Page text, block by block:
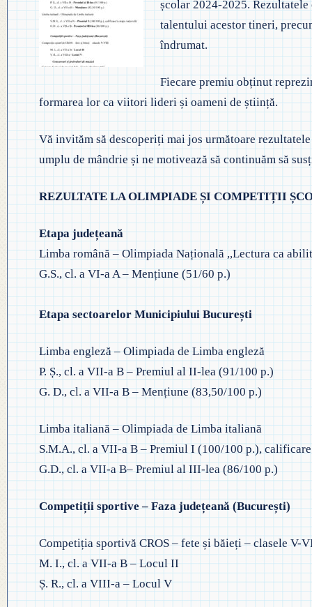
◎ ACHIZIȚII
◎ DOCUMENTE UTILE
◎ REGULAMENT ORGANIZARE
◎ FIȘĂ EVALUARE PERSONAL
◎ ÎNCADRARE PROFESORI
◎ PROFESORI LA CLASE
◎ DECLARAȚII INTERESE
◎ 2024
◎ 2019
◎ PLAN DE DEZVOLTARE
INSTITUȚIONALĂ
◎ GHID ÎNVĂȚĂMÂNT
◎ CRITERII DE DEPARTAJARE
◎ ORDIN PRIVIND ÎNSCRIEREA
PREȘCOLAR 2025-2026
◎
◎ ORDIN
◎
–
școlar 2024-2025.
talentului acestor tineri,
îndrumat.
Fiecare premiu obținut
formarea lor ca viitori lideri și oameni de știință.
Vă invităm să descoperiți mai jos următoare
umplu de mândrie și ne motivează să continuăm să
REZULTATE LA OLIMPIADE ȘI COMPETIȚII
Etapa județeană
Limba română – Olimpiada Națională ,,Lectura ca
G.S., cl. a VI-a A – Mențiune (51/60 p.)
Etapa sectoarelor Municipiului București
Limba engleză – Olimpiada de Limba engleză
P. Ș., cl. a VII-a B – Premiul al II-lea (91/100 p.)
G. D., cl. a VII-a B – Mențiune (83,50/100 p.)
Limba italiană – Olimpiada de Limba italiană
S.M.A., cl. a VII-a B – Premiul I (100/100 p.),
G.D., cl. a VII-a B– Premiul al III-lea (86/100 p.)
Competiții sportive – Faza județeană (București)
Competiția sportivă CROS – fete și băieți – clasele V-
M. I., cl. a VII-a B – Locul II
Ș. R., cl. a VIII-a – Locul V